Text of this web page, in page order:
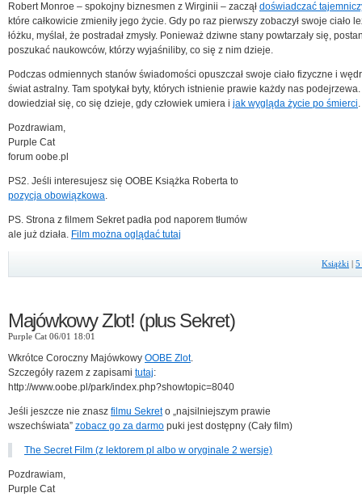
Robert Monroe – spokojny biznesmen z Wirginii – zaczął doświadczać
które całkowicie zmieniły jego życie. Gdy po raz pierwszy zobaczył swoje ciało
łóżku, myślał, że postradał zmysły. Ponieważ dziwne stany powtarzały się,
poszukać naukowców, którzy wyjaśniliby, co się z nim dzieje.
Podczas odmiennych stanów świadomości opuszczał swoje ciało fizyczne i
świat astralny. Tam spotykał byty, których istnienie prawie każdy nas podejrzewa.
dowiedział się, co się dzieje, gdy człowiek umiera i jak wygląda życie po śmierci.
Pozdrawiam,
Purple Cat
forum oobe.pl
PS2. Jeśli interesujesz się OOBE Książka Roberta to
pozycja obowiązkowa.
PS. Strona z filmem Sekret padła pod naporem tłumów
ale już działa. Film można oglądać tutaj
Książki 5
Majówkowy Zlot! (plus Sekret)
Purple Cat 06/01 18:01
Wkrótce Coroczny Majówkowy OOBE Zlot.
Szczegóły razem z zapisami tutaj:
http://www.oobe.pl/park/index.php?showtopic=8040
Jeśli jeszcze nie znasz filmu Sekreto „najsilniejszym prawie
wszechświata” zobacz go za darmo puki jest dostępny (Cały film)
The Secret Film (z lektorem pl albo w oryginale 2 wersje)
Pozdrawiam,
Purple Cat